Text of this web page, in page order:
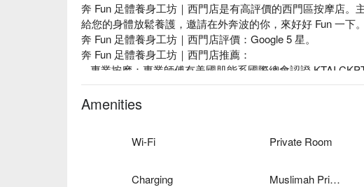
奔 Fun 足體養身工坊｜西門店是有高評價的西門區按摩店。
給您的身體放鬆養護，邀請在外奔波的你，來好好 Fun 一下。
奔 Fun 足體養身工坊｜西門店評價：Google 5 星。
奔 Fun 足體養身工坊｜西門店推薦：
-  專業按摩：專業師傅有美國肌能系國際總會認證 KTAI
證，提供中式專業指壓、足浴、腳底與身體按摩，師傅熟悉
慢慢推開糾結的筋脈，推壓、按揉，將每一處痠痛都治得服
- 水豚貓咪按摩店：店內共有 13 隻貓、2 隻水豚、1 隻狗，
場享受電影、美食和按摩體驗，詳情請與店家洽談。
Amenities
Wi-Fi Private Room
Charging Muslimah Private Room